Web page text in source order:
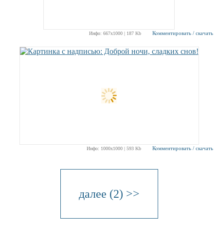
Инфо: 667х1000 | 187 Kb Комментировать / скачать
Инфо: 1000х1000 | 593 Kb Комментировать / скачать
далее (2) >>